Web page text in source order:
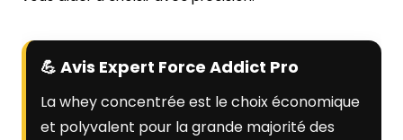
💪 Avis Expert Force Addict Pro
La whey concentrée est le choix économique
et polyvalent pour la grande majorité des